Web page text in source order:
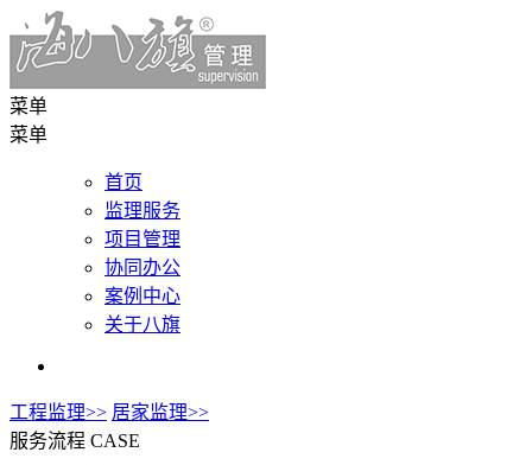
菜单
菜单
首页
监理服务
项目管理
协同办公
案例中心
关于八旗
工程监理>> 居家监理>>
服务流程 CASE